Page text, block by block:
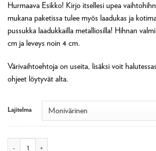
Hurmaava Esikko! Kirjo itsellesi upea
mukana paketissa tulee myös laadukas ja
pussukka laadukkailla metalliosilla! Hihnan
cm ja leveys noin 4 cm.
Värivaihtoehtoja on useita, lisäksi voit
ohjeet löytyvät alta.
Lajitelma